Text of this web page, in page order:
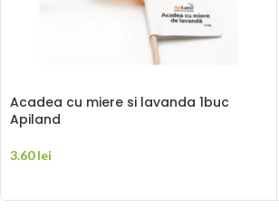
Acadea cu miere si lavanda 1buc
Apiland
3.60lei